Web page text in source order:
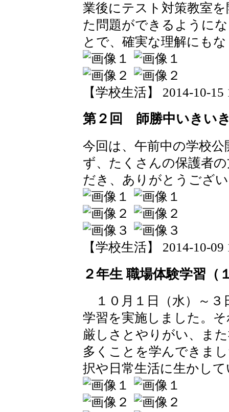
業後にテスト対策教室
た問題ができるように
とで、確実な理解にも
【学校生活】 2014-10-15
第２回 師勝中いきい
今回は、午前中の学校
ず、たくさんの保護者
だき、ありがとうござ
【学校生活】 2014-10-09
２年生 職場体験学習（
１０月１日（水）～３
学習を実施しました。
厳しさとやりがい、ま
多くことを学んできま
択や日常生活に生かし